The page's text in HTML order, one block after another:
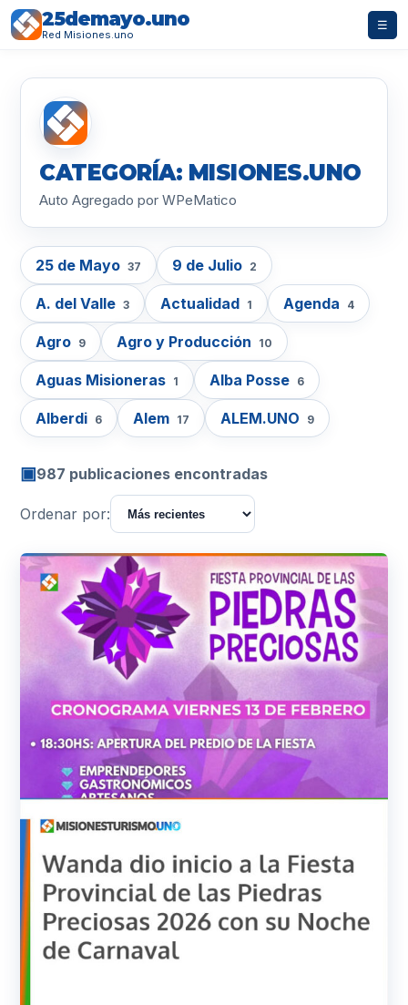
25demayo.uno
Red Misiones.uno
☰
CATEGORÍA: MISIONES.UNO
Auto Agregado por WPeMatico
25 de Mayo 37 9 de Julio 2
A. del Valle 3 Actualidad 1 Agenda 4
Agro 9 Agro y Producción 10
Aguas Misioneras 1 Alba Posse 6
Alberdi 6 Alem 17 ALEM.UNO 9
▣987 publicaciones encontradas
Ordenar por: